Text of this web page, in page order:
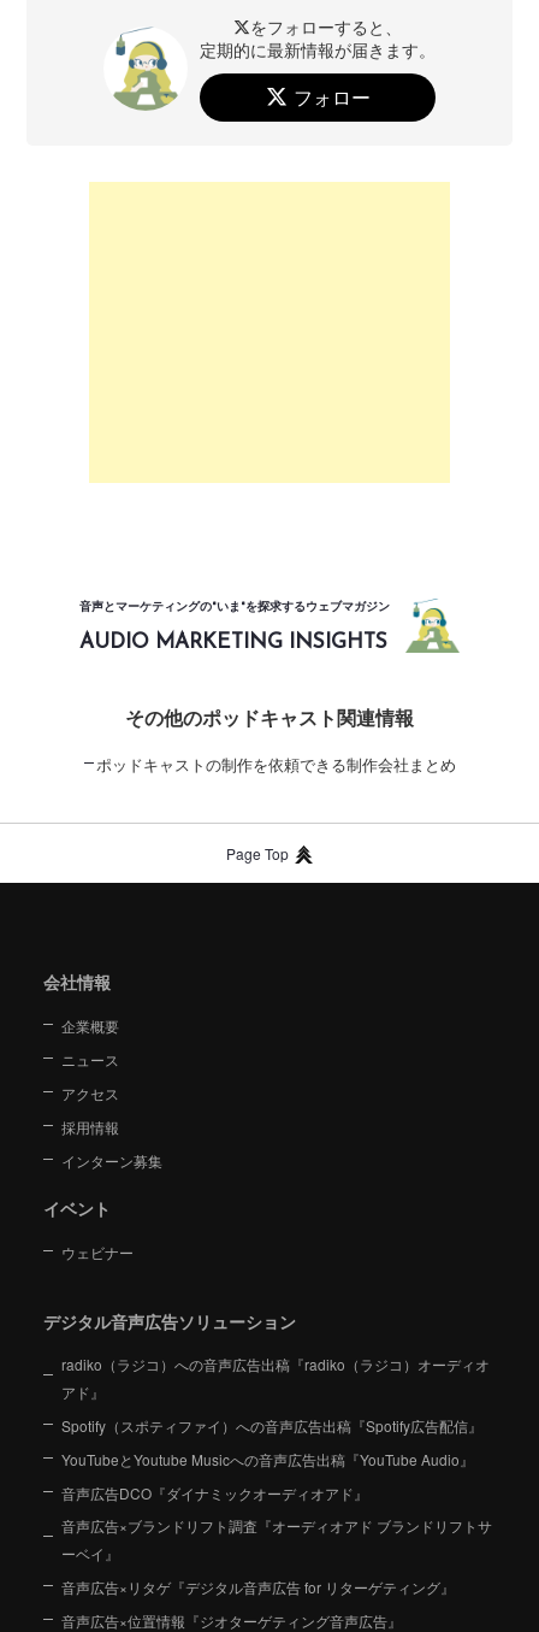
をフォローすると、
定期的に最新情報が届きます。
フォロー
音声とマーケティングの"いま"を探求するウェブマガジン
AUDIO MARKETING INSIGHTS
その他のポッドキャスト関連情報
ポッドキャストの制作を依頼できる制作会社まとめ
Page Top
会社情報
企業概要
ニュース
アクセス
採用情報
インターン募集
イベント
ウェビナー
デジタル音声広告ソリューション
radiko（ラジコ）への音声広告出稿『radiko（ラジコ）オーディオ
アド』
Spotify（スポティファイ）への音声広告出稿『Spotify広告配信』
YouTubeとYoutube Musicへの音声広告出稿『YouTube Audio』
音声広告DCO『ダイナミックオーディオアド』
音声広告×ブランドリフト調査『オーディオアド ブランドリフトサ
ーベイ』
音声広告×リタゲ『デジタル音声広告 for リターゲティング』
音声広告×位置情報『ジオターゲティング音声広告』